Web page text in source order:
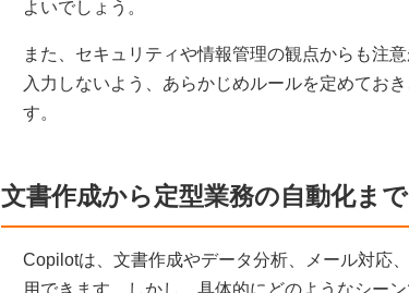
よいでしょう。
また、セキュリティや情報管理の観点からも注
入力しないよう、あらかじめルールを定めてお
す。
文書作成から定型業務の自動化ま
Copilotは、文書作成やデータ分析、メール対応
用できます。しかし、具体的にどのようなシー